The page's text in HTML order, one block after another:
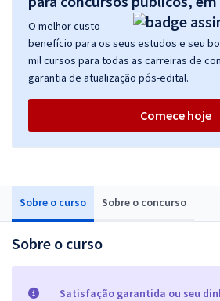
Sobre o curso Sobre o concurso
Sobre o curso
Satisfação garantida ou seu
O melhor custo
benefício para os seus estudos e seu
mil cursos para todas as carreiras de
garantia de atualização pós-edital.
Comece hoje